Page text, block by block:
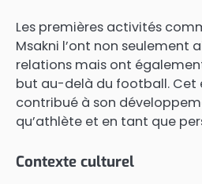
Les premières activités
Msakni l’ont non seulement
relations mais ont
but au-delà du football. Cet
contribué à son
qu’athlète et en tant que
Contexte culturel